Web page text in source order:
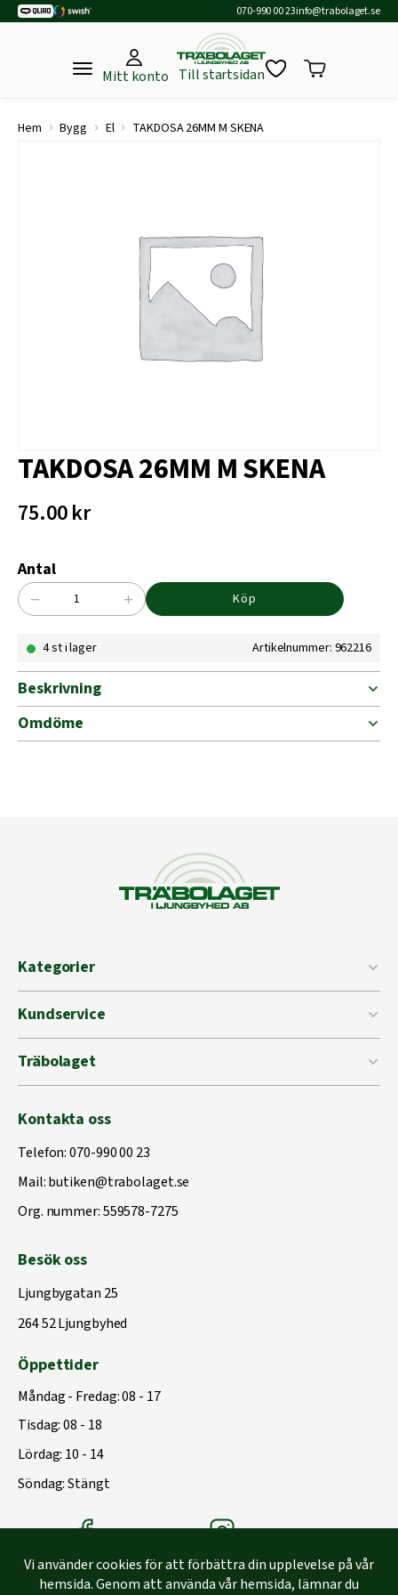
070-990 00 23info@trabolaget.se
Mitt konto Till startsidan
Hem › Bygg › El › TAKDOSA 26MM M SKENA
TAKDOSA 26MM M SKENA
75.00kr
Antal
TAKDOSA
mängd
− + Köp
4 st i lager Artikelnummer: 962216
Beskrivning
Omdöme
Kategorier
Kundservice
Träbolaget
Kontakta oss
Telefon:070-990 00 23
Mail:butiken@trabolaget.se
Org. nummer: 559578-7275
Besök oss
Ljungbygatan 25
264 52 Ljungbyhed
Öppettider
Måndag - Fredag: 08 - 17
Tisdag: 08 - 18
Lördag: 10 - 14
Söndag: Stängt
Träbolagets FacebookTräbolagets instagram